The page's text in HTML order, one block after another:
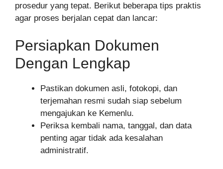
prosedur yang tepat. Berikut beberapa tips praktis
agar proses berjalan cepat dan lancar:
Persiapkan Dokumen
Dengan Lengkap
Pastikan dokumen asli, fotokopi, dan
terjemahan resmi sudah siap sebelum
mengajukan ke Kemenlu.
Periksa kembali nama, tanggal, dan data
penting agar tidak ada kesalahan
administratif.